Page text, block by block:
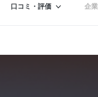
口コミ・評価 企